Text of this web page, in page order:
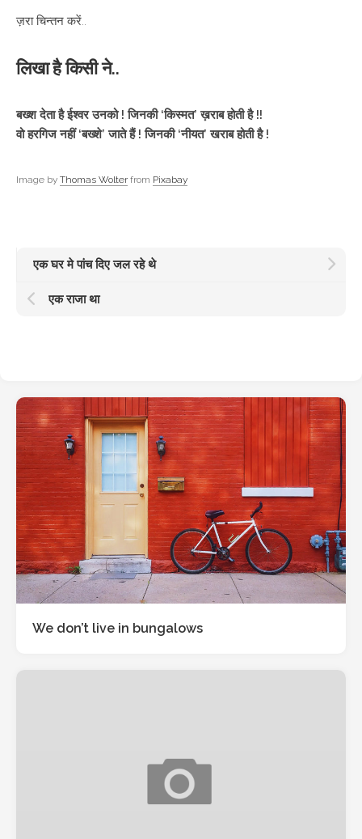
ज़रा चिन्तन करें..
लिखा है किसी ने..
बख्श देता है ईश्वर उनको ! जिनकी ‘किस्मत’ ख़राब होती है !!
वो हरगिज नहीं ‘बख्शे’ जाते हैं ! जिनकी ‘नीयत’ खराब होती है !
Image by Thomas Wolter from Pixabay
एक घर मे पांच दिए जल रहे थे
एक राजा था
We don’t live in bungalows